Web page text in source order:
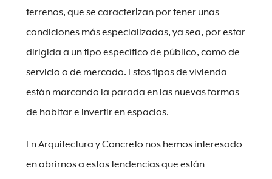
terrenos, que se caracterizan por tener unas
condiciones más especializadas, ya sea, por estar
dirigida a un tipo específico de público, como de
servicio o de mercado. Estos tipos de vivienda
están marcando la parada en las nuevas formas
de habitar e invertir en espacios.
En Arquitectura y Concreto nos hemos interesado
en abrirnos a estas tendencias que están